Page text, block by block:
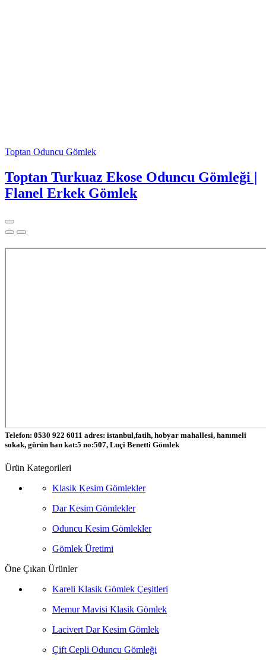
Toptan Oduncu Gömlek
Toptan Turkuaz Ekose Oduncu Gömleği |
Flanel Erkek Gömlek
Telefon: 0530 922 6011 adres: istanbul,fatih, hobyar mahallesi, hanımeli
sokak, gürün han kat:5 no:507, Luçi Benetti Gömlek
Ürün Kategorileri
Klasik Kesim Gömlekler
Dar Kesim Gömlekler
Oduncu Kesim Gömlekler
Gömlek Üretimi
Öne Çıkan Ürünler
Kareli Klasik Gömlek Çeşitleri
Memur Mavisi Klasik Gömlek
Lacivert Dar Kesim Gömlek
Çift Cepli Oduncu Gömleği